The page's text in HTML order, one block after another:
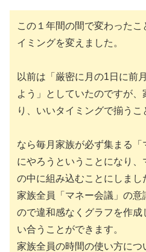
この１年間の間で変わった
イミングを変えました。
以前は「厳密に月の1日に前
よう」としていたのですが
り、いいタイミングで揃うこ
なら毎月家族が必ず集まる
にやろうということになり
の中に組み込むことにしまし
家族全員「マネー会議」の
ので違和感なくグラフを作
い合うことができます。
家族全員の時間の使い方につ